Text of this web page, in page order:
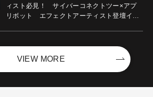
ィスト必見！ サイバーコネクトツー×アプ
リボット エフェクトアーティスト登壇イベ
VIEW MORE